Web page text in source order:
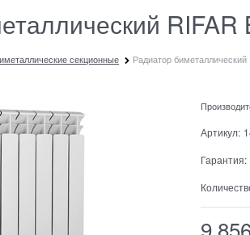
RIFAR
секционные Радиатор
Артикул:
Гарантия: